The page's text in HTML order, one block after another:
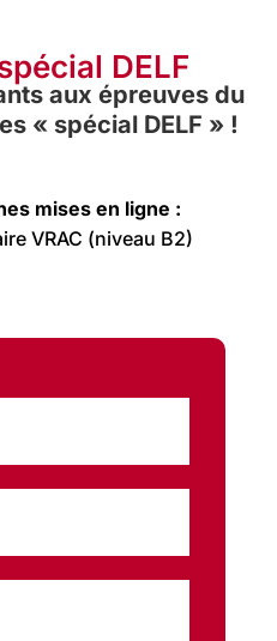
DELF
aux épreuves du
« spécial DELF » !
mises en ligne :
VRAC (niveau B2)